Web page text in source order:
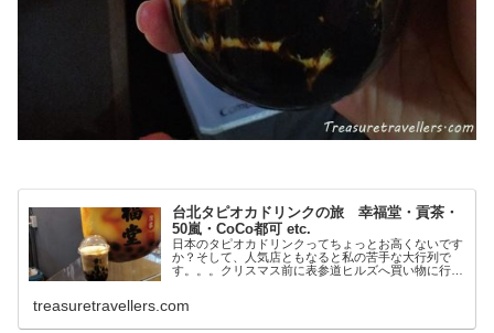
台北タピオカドリンクの旅 幸福堂・貢茶・
50嵐・CoCo都可 etc.
日本のタピオカドリンクってちょっとお高くないです
か？そして、人気店ともなると私の苦手な大行列で
す。。。クリスマス前に表参道ヒルズへ買い物に行っ
うわけで、ブーム到来してから日本でタピオカドリン
treasuretravellers.com